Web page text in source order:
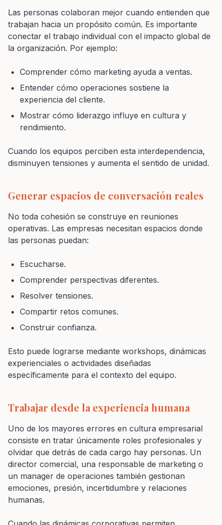
Las personas colaboran mejor cuando entienden que
trabajan hacia un propósito común. Es importante
conectar el trabajo individual con el impacto global de
la organización. Por ejemplo:
Comprender cómo marketing ayuda a ventas.
Entender cómo operaciones sostiene la
experiencia del cliente.
Mostrar cómo liderazgo influye en cultura y
rendimiento.
Cuando los equipos perciben esta interdependencia,
disminuyen tensiones y aumenta el sentido de unidad.
Generar espacios de conversación reales
No toda cohesión se construye en reuniones
operativas. Las empresas necesitan espacios donde
las personas puedan:
Escucharse.
Comprender perspectivas diferentes.
Resolver tensiones.
Compartir retos comunes.
Construir confianza.
Esto puede lograrse mediante workshops, dinámicas
experienciales o actividades diseñadas
específicamente para el contexto del equipo.
Trabajar desde la experiencia humana
Uno de los mayores errores en cultura empresarial
consiste en tratar únicamente roles profesionales y
olvidar que detrás de cada cargo hay personas. Un
director comercial, una responsable de marketing o
un manager de operaciones también gestionan
emociones, presión, incertidumbre y relaciones
humanas.